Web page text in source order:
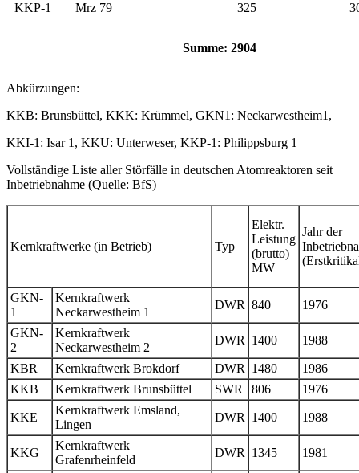
KKP-1 Mrz 79 325
Summe: 2904
Abkürzungen:
KKB: Brunsbüttel, KKK: Krümmel, GKN1: Neckarwestheim1,
KKI-1: Isar 1, KKU: Unterweser, KKP-1: Philippsburg 1
Vollständige Liste aller Störfälle in deutschen Atomreaktoren seit
Inbetriebnahme (Quelle: BfS)
Kernkraftwerke (in Betrieb) Typ
Elektr.
Leistung
(brutto)
MW
Jahr der
GKN-
1
Kernkraftwerk
Neckarwestheim 1
DWR 840 1976
GKN-
2
Kernkraftwerk
Neckarwestheim 2
DWR 1400 1988
KBR Kernkraftwerk Brokdorf DWR 1480
1986
KKB
Kernkraftwerk Brunsbüttel SWR 806 1976
KKE
Kernkraftwerk Emsland,
Lingen
DWR 1400 1988
KKG
Kernkraftwerk
Grafenrheinfeld
DWR 1345 1981